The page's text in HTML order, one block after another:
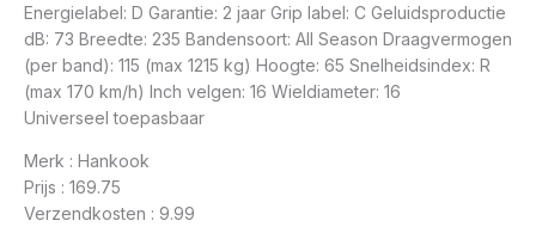
Energielabel: D Garantie: 2 jaar Grip label: C Geluidsproductie
dB: 73 Breedte: 235 Bandensoort: All Season Draagvermogen
(per band): 115 (max 1215 kg) Hoogte: 65 Snelheidsindex: R
(max 170 km/h) Inch velgen: 16 Wieldiameter: 16
Universeel toepasbaar
Merk : Hankook
Prijs : 169.75
Verzendkosten : 9.99